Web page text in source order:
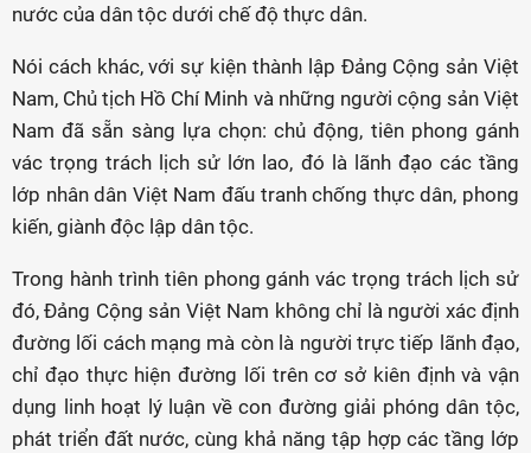
nước của dân tộc dưới chế độ thực dân.
Nói cách khác, với sự kiện thành lập Đảng Cộng sản Việt
Nam, Chủ tịch Hồ Chí Minh và những người cộng sản Việt
Nam đã sẵn sàng lựa chọn: chủ động, tiên phong gánh
vác trọng trách lịch sử lớn lao, đó là lãnh đạo các tầng
lớp nhân dân Việt Nam đấu tranh chống thực dân, phong
kiến, giành độc lập dân tộc.
Trong hành trình tiên phong gánh vác trọng trách lịch sử
đó, Đảng Cộng sản Việt Nam không chỉ là người xác định
đường lối cách mạng mà còn là người trực tiếp lãnh đạo,
chỉ đạo thực hiện đường lối trên cơ sở kiên định và vận
dụng linh hoạt lý luận về con đường giải phóng dân tộc,
phát triển đất nước, cùng khả năng tập hợp các tầng lớp